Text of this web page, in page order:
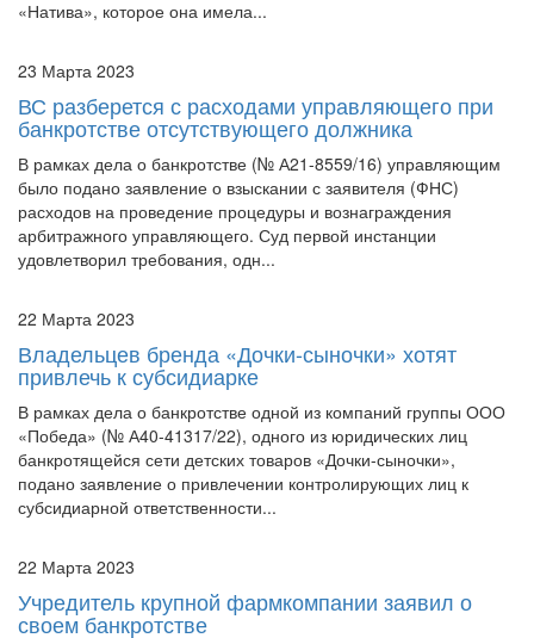
23 Марта 2023
банкротстве отсутствующего должника
В рамках дела о банкротстве (№ А21-8559/16) управляющим
было подано заявление о взыскании с заявителя (ФНС)
расходов на проведение процедуры и вознаграждения
арбитражного управляющего. Суд первой инстанции
удовлетворил требования, одн...
22 Марта 2023
привлечь к субсидиарке
В рамках дела о банкротстве одной из компаний группы ООО
«Победа» (№ А40-41317/22), одного из юридических лиц
банкротящейся сети детских товаров «Дочки-сыночки»,
подано заявление о привлечении контролирующих лиц к
субсидиарной ответственности...
22 Марта 2023
своем банкротстве
Предприниматель из Санкт-Петербурга, основатель